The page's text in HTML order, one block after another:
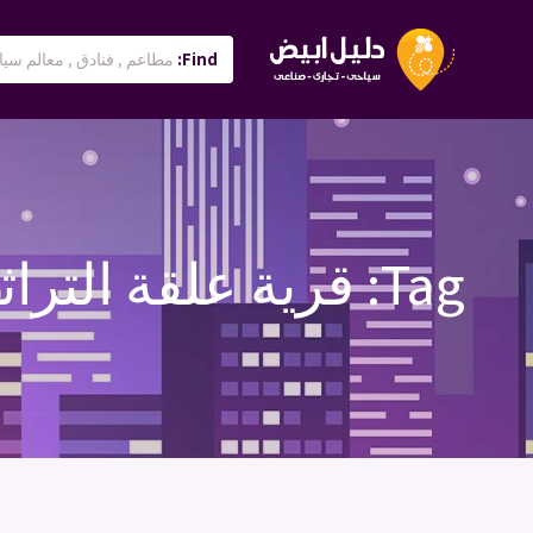
Find:
Tag: قرية علقة